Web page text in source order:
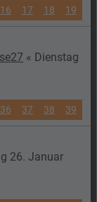
16 17 18 19
« Dienstag
36 37 38 39
26. Januar